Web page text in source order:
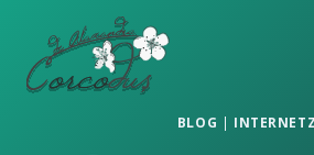
content
BLOG | INTERNETZ